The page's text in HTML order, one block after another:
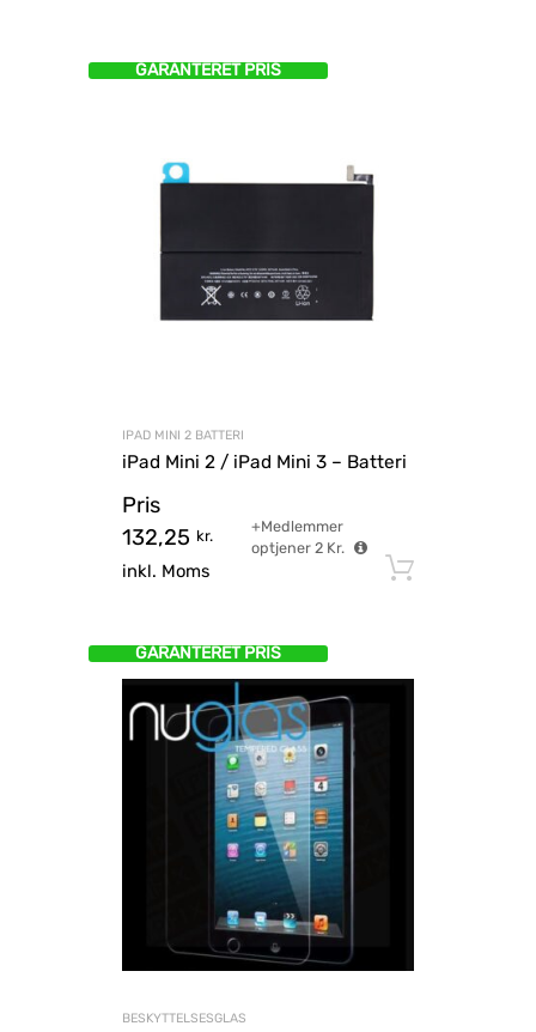
GARANTERET PRIS
IPAD MINI 2 BATTERI
iPad Mini 2 / iPad Mini 3 – Batteri
Pris
132,25 kr.
inkl. Moms
+Medlemmer
optjener 2Kr.
GARANTERET PRIS
BESKYTTELSESGLAS